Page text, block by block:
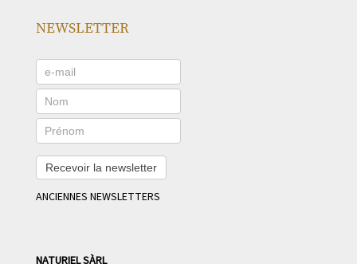
NEWSLETTER
Recevoir la newsletter
ANCIENNES NEWSLETTERS
NATURIEL SÀRL